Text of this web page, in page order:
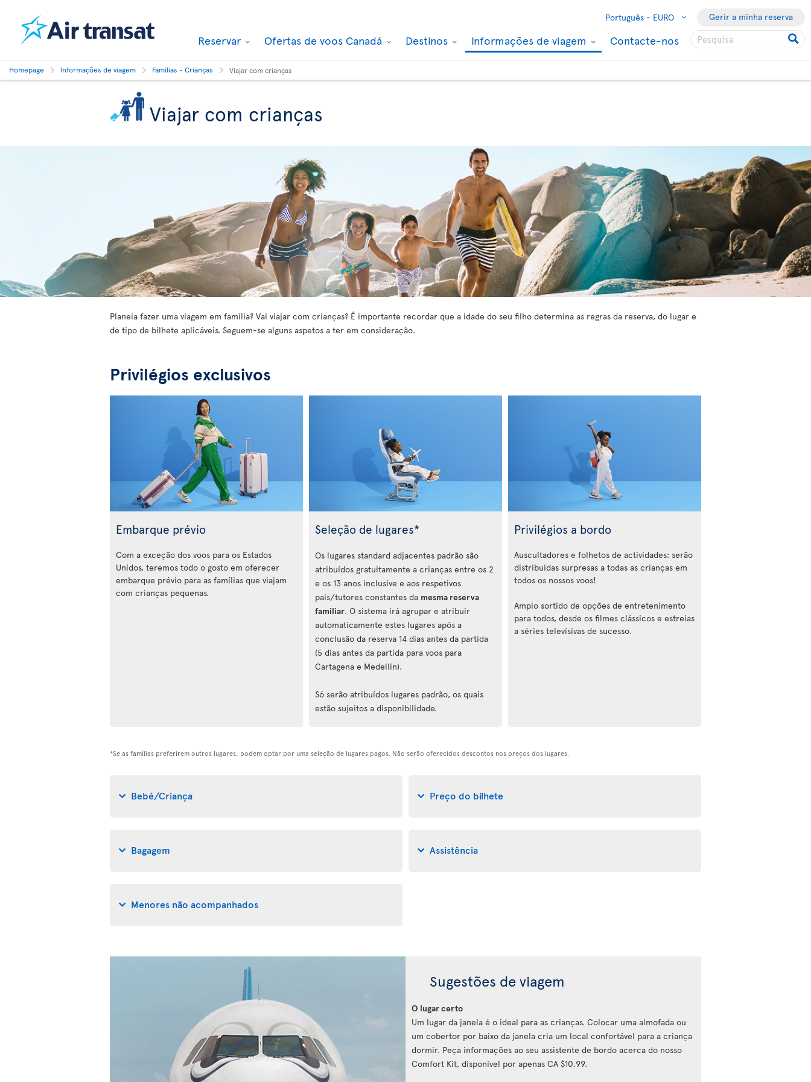
Português - EURO Gerir a minha reserva
Reservar Ofertas de voos Canadá Destinos Informações de viagem Contacte-nos
Homepage Informações de viagem Famílias - Crianças Viajar com crianças
Viajar com crianças
Planeia fazer uma viagem em família? Vai viajar com crianças? É importante recordar que a idade do seu filho determina as regras da reserva, do lugar e
de tipo de bilhete aplicáveis. Seguem-se alguns aspetos a ter em consideração.
Privilégios exclusivos
Embarque prévio
Com a exceção dos voos para os Estados
Unidos, teremos todo o gosto em oferecer
embarque prévio para as famílias que viajam
com crianças pequenas.
Seleção de lugares*
Os lugares standard adjacentes padrão são
atribuídos gratuitamente a crianças entre os 2
e os 13 anos inclusive e aos respetivos
pais/tutores constantes da mesma reserva
familiar. O sistema irá agrupar e atribuir
automaticamente estes lugares após a
conclusão da reserva 14 dias antes da partida
(5 dias antes da partida para voos para
Cartagena e Medellín).
Só serão atribuídos lugares padrão, os quais
estão sujeitos a disponibilidade.
Privilégios a bordo
Auscultadores e folhetos de actividades: serão
distribuídas surpresas a todas as crianças em
todos os nossos voos!
Amplo sortido de opções de entretenimento
para todos, desde os filmes clássicos e estreias
a séries televisivas de sucesso.
*Se as famílias preferirem outros lugares, podem optar por uma seleção de lugares pagos. Não serão oferecidos descontos nos preços dos lugares.
Bebé/Criança Preço do bilhete
Bagagem Assistência
Menores não acompanhados
Sugestões de viagem
O lugar certo
Um lugar da janela é o ideal para as crianças. Colocar uma almofada ou
um cobertor por baixo da janela cria um local confortável para a criança
dormir. Peça informações ao seu assistente de bordo acerca do nosso
Comfort Kit, disponível por apenas CA $10.99.